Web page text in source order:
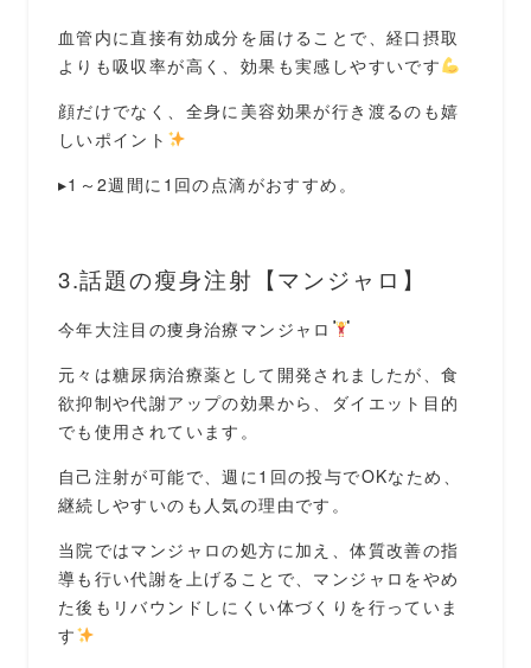
血管内に直接有効成分を届けることで、経口摂取
よりも吸収率が高く、効果も実感しやすいです
顔だけでなく、全身に美容効果が行き渡るのも嬉
しいポイント
▸1～2週間に1回の点滴がおすすめ。
3.話題の瘦身注射【マンジャロ】
今年大注目の痩身治療マンジャロ
元々は糖尿病治療薬として開発されましたが、食
欲抑制や代謝アップの効果から、ダイエット目的
でも使用されています。
自己注射が可能で、週に1回の投与でOKなため、
継続しやすいのも人気の理由です。
当院ではマンジャロの処方に加え、体質改善の指
導も行い代謝を上げることで、マンジャロをやめ
た後もリバウンドしにくい体づくりを行っていま
す